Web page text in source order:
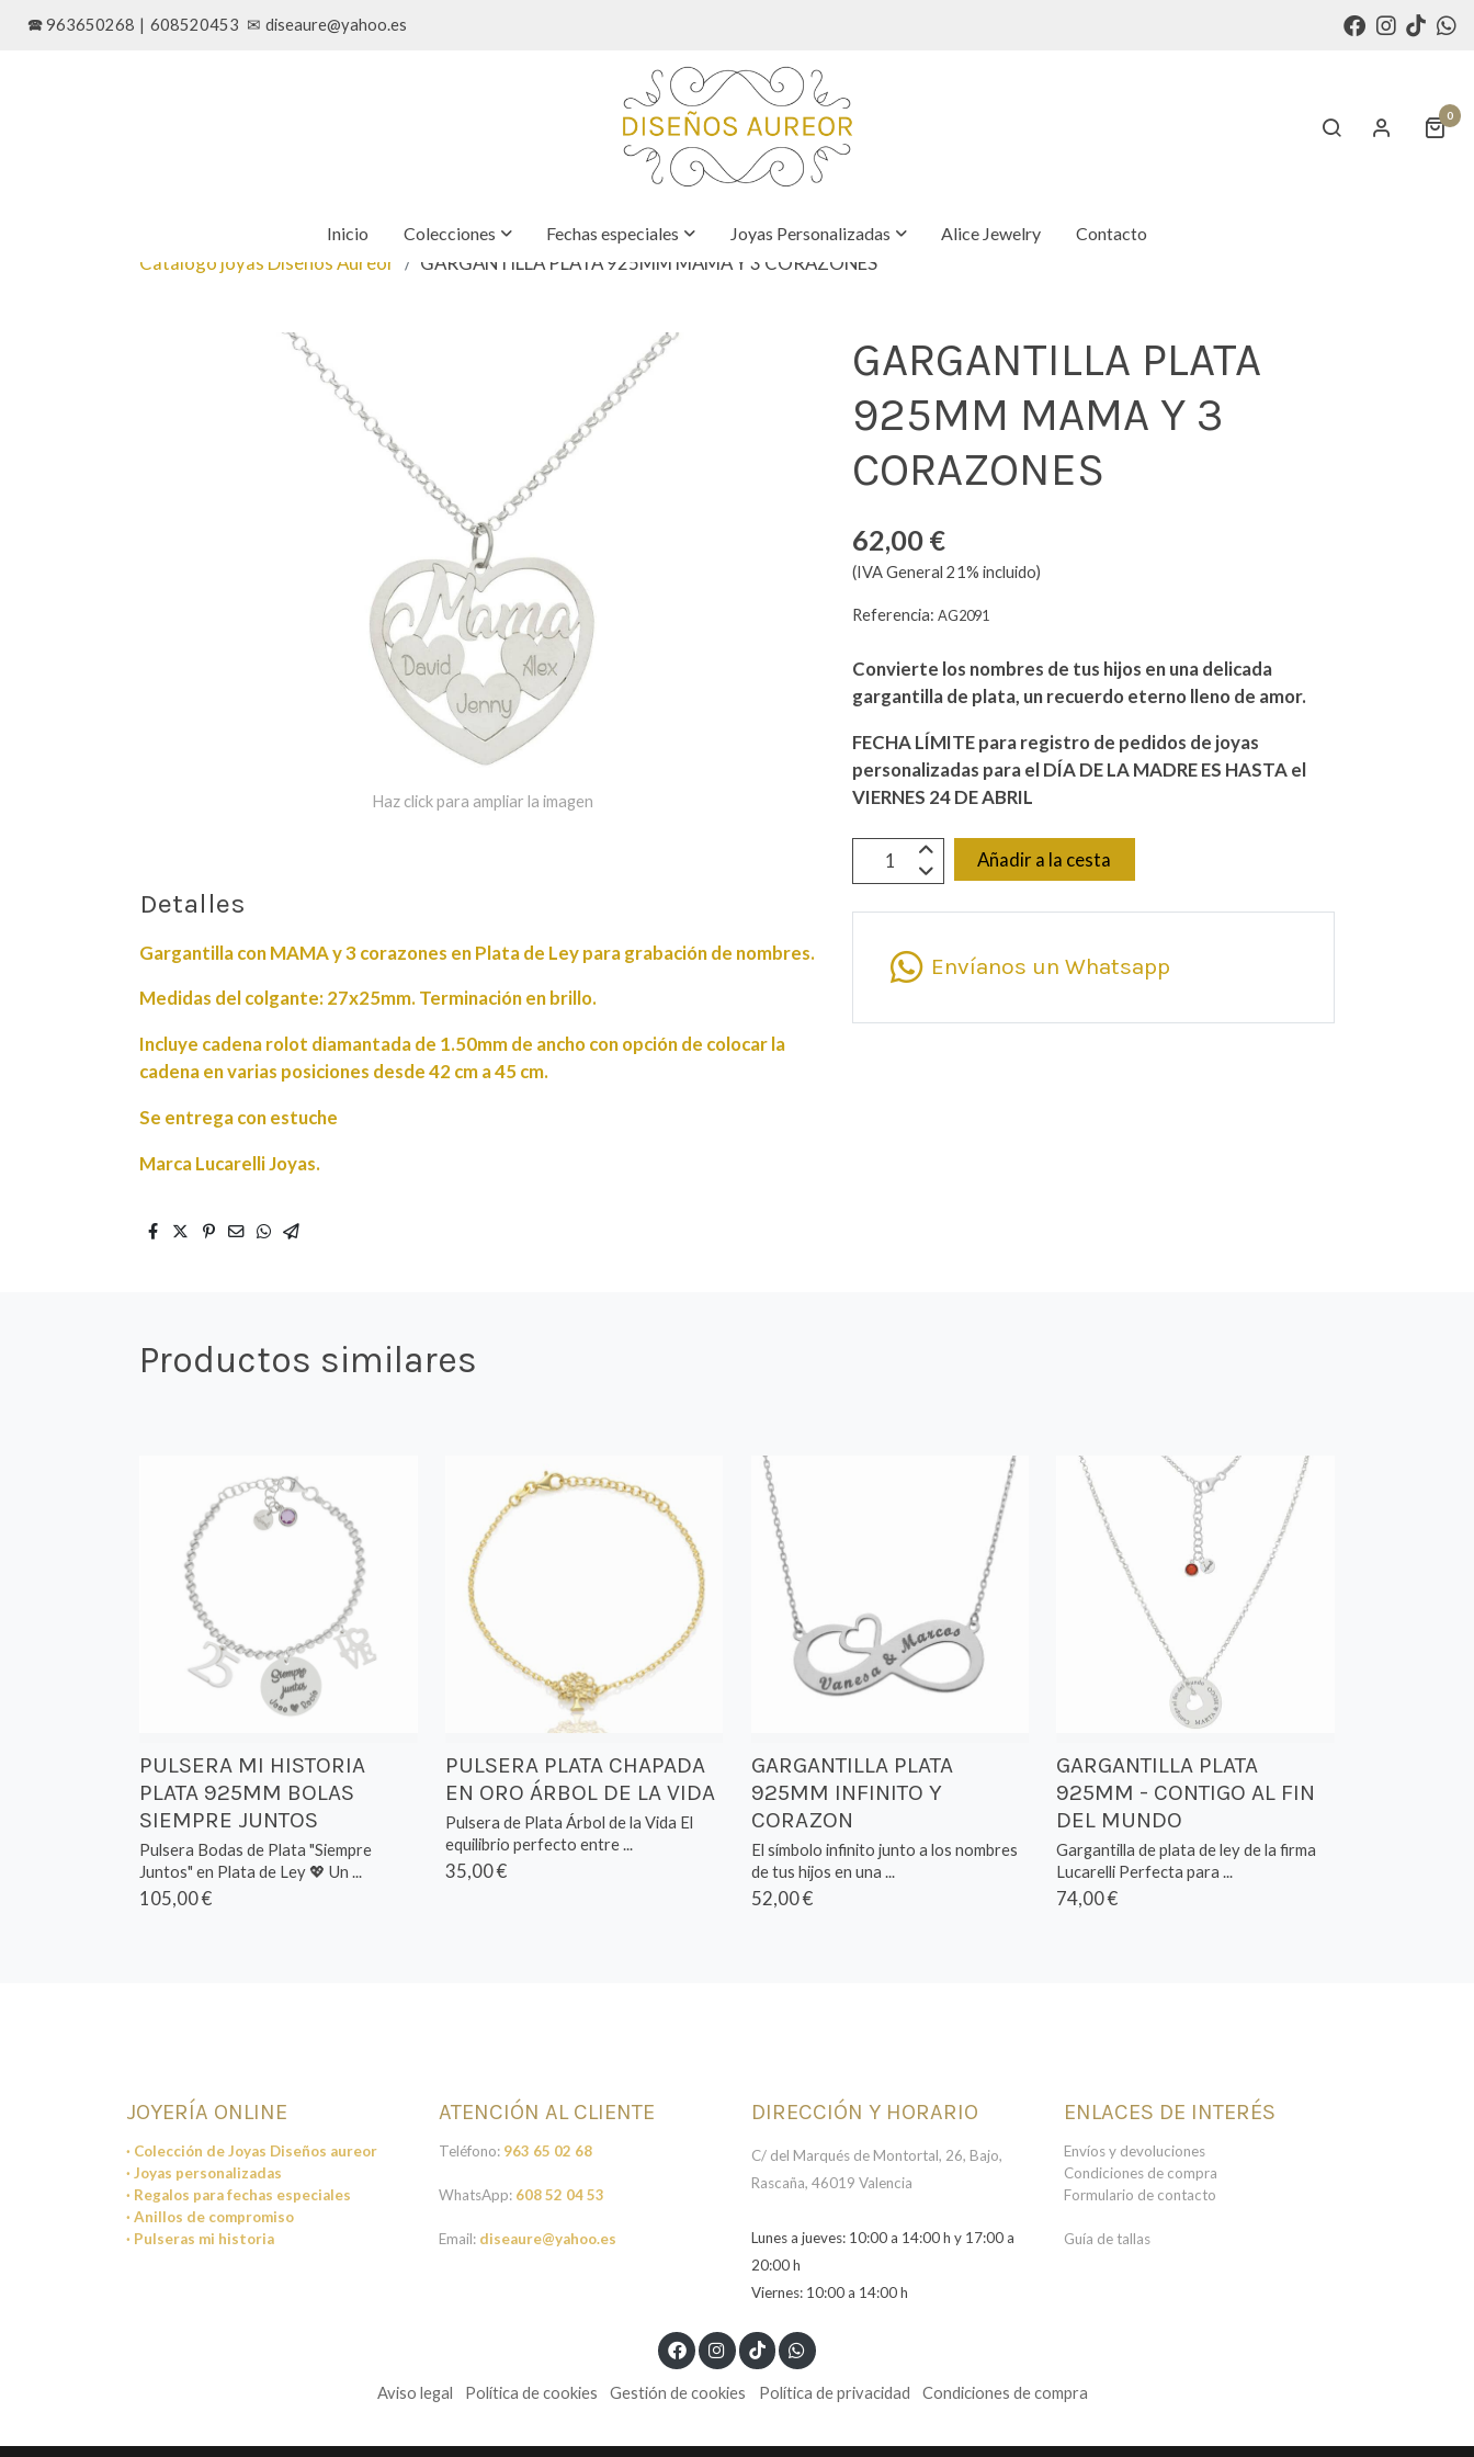
🕿 963650268 | 608520453 ✉ diseaure@yahoo.es
0
Inicio Colecciones Fechas especiales Joyas Personalizadas Alice Jewelry Contacto
Catálogo joyas Diseños Aureor GARGANTILLA PLATA 925MM MAMA Y 3 CORAZONES
Haz click para ampliar la imagen
Detalles
Gargantilla con MAMA y 3 corazones en Plata de Ley para grabación de nombres.
Medidas del colgante: 27x25mm. Terminación en brillo.
Incluye cadena rolot diamantada de 1.50mm de ancho con opción de colocar la
cadena en varias posiciones desde 42 cm a 45 cm.
Se entrega con estuche
Marca Lucarelli Joyas.
GARGANTILLA PLATA
925MM MAMA Y 3
CORAZONES
62,00 €
(IVA General 21% incluido)
Referencia:AG2091
Convierte los nombres de tus hijos en una delicada
gargantilla de plata, un recuerdo eterno lleno de amor.
FECHA LÍMITE para registro de pedidos de joyas
personalizadas para el DÍA DE LA MADRE ES HASTA el
VIERNES 24 DE ABRIL
Añadir a la cesta
Envíanos un Whatsapp
Productos similares
PULSERA MI HISTORIA
PLATA 925MM BOLAS
SIEMPRE JUNTOS
Pulsera Bodas de Plata "Siempre
Juntos" en Plata de Ley 💖 Un ...
105,00 €
PULSERA PLATA CHAPADA
EN ORO ÁRBOL DE LA VIDA
Pulsera de Plata Árbol de la Vida El
equilibrio perfecto entre ...
35,00 €
GARGANTILLA PLATA
925MM INFINITO Y
CORAZON
El símbolo infinito junto a los nombres
de tus hijos en una ...
52,00 €
GARGANTILLA PLATA
925MM - CONTIGO AL FIN
DEL MUNDO
Gargantilla de plata de ley de la firma
Lucarelli Perfecta para ...
74,00 €
JOYERÍA ONLINE
· Colección de Joyas Diseños aureor
· Joyas personalizadas
· Regalos para fechas especiales
· Anillos de compromiso
· Pulseras mi historia
ATENCIÓN AL CLIENTE
Teléfono: 963 65 02 68
WhatsApp: 608 52 04 53
Email: diseaure@yahoo.es
DIRECCIÓN Y HORARIO
C/ del Marqués de Montortal, 26, Bajo,
Rascaña, 46019 Valencia
Lunes a jueves: 10:00 a 14:00 h y 17:00 a
20:00 h
Viernes: 10:00 a 14:00 h
ENLACES DE INTERÉS
Envíos y devoluciones
Condiciones de compra
Formulario de contacto
Guía de tallas
Aviso legal Política de cookies Gestión de cookies Política de privacidad Condiciones de compra